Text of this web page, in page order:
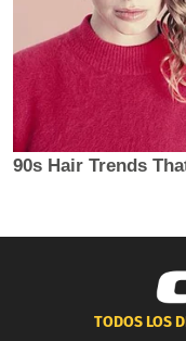
TODOS LOS